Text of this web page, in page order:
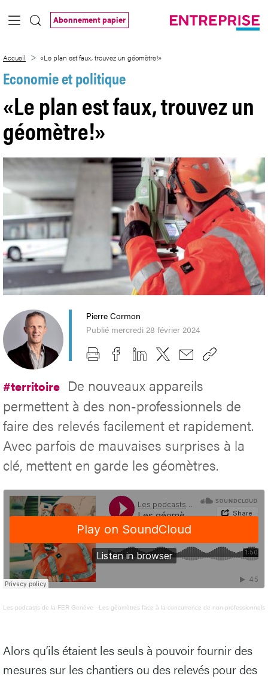
Saut au contenu principal
Abonnement papier
Accueil «Le plan est faux, trouvez un géomètre!»
Economie et politique
«Le plan est faux, trouvez un
géomètre!»
Pierre Cormon
Publié mercredi 28 février 2024
#territoire De nouveaux appareils
permettent à des non-professionnels de
faire des relevés facilement et rapidement.
Avec parfois de mauvaises surprises à la
clé, mettent en garde les géomètres.
Les podcasts de la FER Genève · Les géomètres face à la concurrence de non-professionnels
Alors qu’ils étaient les seuls à pouvoir fournir des
mesures sur les chantiers ou des relevés pour des